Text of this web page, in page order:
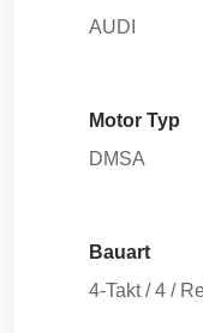
AUDI
Motor Typ
DMSA
Bauart
4-Takt / 4 /